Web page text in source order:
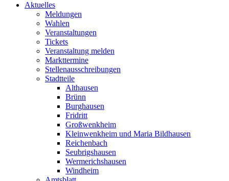
Aktuelles
Meldungen
Wahlen
Veranstaltungen
Tickets
Veranstaltung melden
Markttermine
Stellenausschreibungen
Stadtteile
Althausen
Brünn
Burghausen
Fridritt
Großwenkheim
Kleinwenkheim und Maria Bildhausen
Reichenbach
Seubrigshausen
Wermerichshausen
Windheim